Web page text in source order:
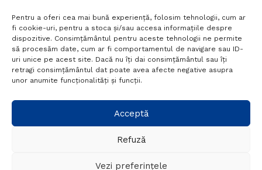
Pentru a oferi cea mai bună experiență, folosim tehnologii, cum ar
fi cookie-uri, pentru a stoca și/sau accesa informațiile despre
dispozitive. Consimțământul pentru aceste tehnologii ne permite
să procesăm date, cum ar fi comportamentul de navigare sau ID-
uri unice pe acest site. Dacă nu îți dai consimțământul sau îți
retragi consimțământul dat poate avea afecte negative asupra
unor anumite funcționalități și funcții.
Acceptă
Refuză
Vezi preferințele
Termeni si conditii
Politică de confidențialitate
Politica cookies
Setări GDPR
+40 788 760 194